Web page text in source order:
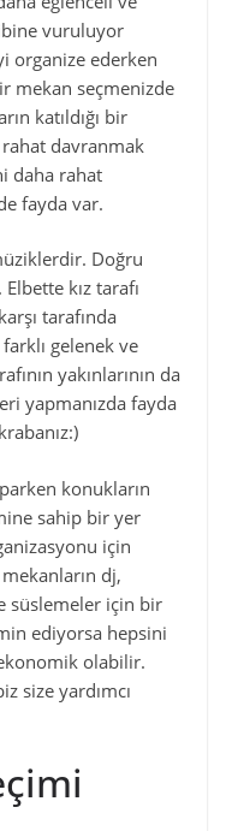
vuruluyor
organize ederken
mekan seçmenizde
katıldığı bir
davranmak
daha rahat
fayda var.
Doğru
kız tarafı
tarafında
gelenek ve
yakınlarının da
yapmanızda fayda
konukların
sahip bir yer
için
dj,
süslemeler için bir
ediyorsa hepsini
olabilir.
size yardımcı